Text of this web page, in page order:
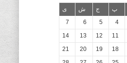
پ ج ش
ی
4
5
6
7
11
12
13
14
18
19
20
21